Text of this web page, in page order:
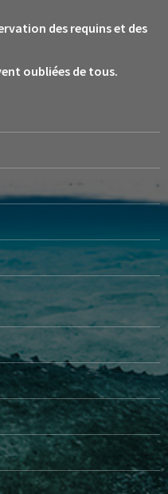
des requins et des
oubliées de tous.